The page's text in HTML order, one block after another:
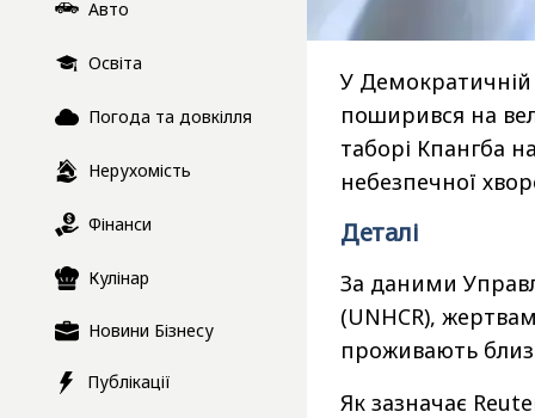
Авто
Освіта
Погода та довкілля
Нерухомість
Фінанси
Кулінар
Новини Бізнесу
Публікації
У Демократичній
поширився на
таборі Кпангба
небезпечної
Деталі
За даними
(UNHCR),
проживають
Як зазначає